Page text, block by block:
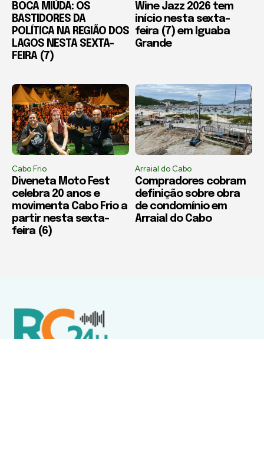
BOCA MIÚDA: OS
BASTIDORES DA
POLÍTICA NA REGIÃO DOS
LAGOS NESTA SEXTA-
FEIRA (7)
Wine Jazz 2026 tem
início nesta sexta-
feira (7) em Iguaba
Grande
Cabo Frio
Diveneta Moto Fest
celebra 20 anos e
movimenta Cabo Frio a
partir nesta sexta-
feira (6)
Arraial do Cabo
Compradores cobram
definição sobre obra
de condomínio em
Arraial do Cabo